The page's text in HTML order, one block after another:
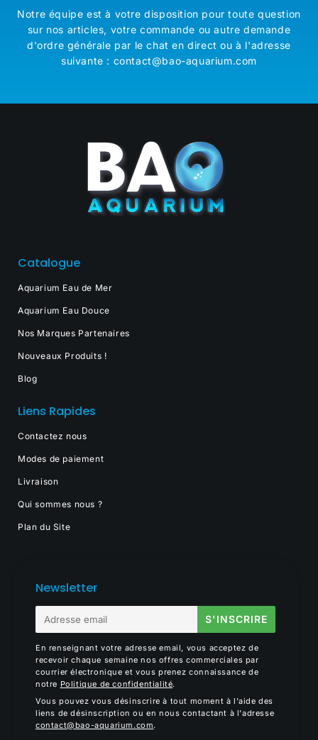
Notre équipe est à votre disposition pour toute question
sur nos articles, votre commande ou autre demande
d'ordre générale par le chat en direct ou à l'adresse
suivante : contact@bao-aquarium.com
Catalogue
Aquarium Eau de Mer
Aquarium Eau Douce
Nos Marques Partenaires
Nouveaux Produits !
Blog
Liens Rapides
Contactez nous
Modes de paiement
Livraison
Qui sommes nous ?
Plan du Site
Newsletter
mail
S'INSCRIRE
En renseignant votre adresse email, vous acceptez de
recevoir chaque semaine nos offres commerciales par
courrier électronique et vous prenez connaissance de
notre Politique de confidentialité.
Vous pouvez vous désinscrire à tout moment à l'aide des
liens de désinscription ou en nous contactant à l'adresse
contact@bao-aquarium.com.